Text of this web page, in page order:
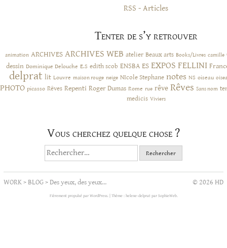
RSS - Articles
Tenter de s’y retrouver
animation ARCHIVES ARCHIVES WEB atelier Beaux arts Books/Livres camille
dessin Dominique Delouche E.S edith scob ENSBA ES EXPOS FELLINI
delprat lit Louvre maison rouge neige NIcole Stephane notes NS oiseau
PHOTO picasso Rêves Repenti Roger Dumas Rome rue rêve Rêves Sans nom
medicis Viviers
Vous cherchez quelque chose ?
Rechercher :
WORK>BLOG>Des yeux, des yeux… © 2026 HD
Fièrement propulsé par WordPress. Thème : helene-delprat par SophieWeb.